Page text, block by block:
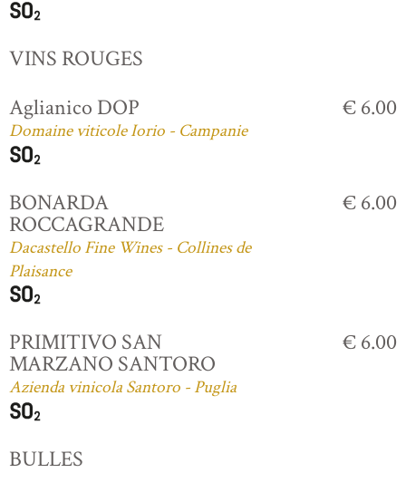
VINS ROUGES
Aglianico DOP
Domaine viticole Iorio - Campanie
€ 6.00
BONARDA
ROCCAGRANDE
Dacastello Fine Wines - Collines de
Plaisance
€ 6.00
PRIMITIVO SAN
MARZANO SANTORO
Azienda vinicola Santoro - Puglia
€ 6.00
BULLES